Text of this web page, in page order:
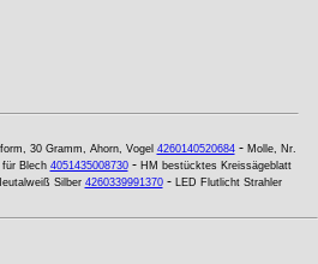
30 Gramm, Ahorn, Vogel 4260140520684- Molle, Nr.
für Blech 4051435008730- HM bestücktes Kreissägeblatt
Silber 4260339991370- LED Flutlicht Strahler